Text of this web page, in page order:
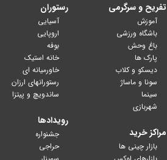
تفریح و سرگرمی
آموزش
باشگاه ورزشی
باغ وحش
پارک ها
دیسکو و کلاب
سونا و ماساژ
سینما
شهربازی
مراکز خرید
بازار چینی ها
رستوران
آسیایی
اروپایی
بوفه
خانه استیک
خاورمیانه ای
رستورانهای ارزان
ساندویچ و پیتزا
رویدادها
جشنواره
حراجی